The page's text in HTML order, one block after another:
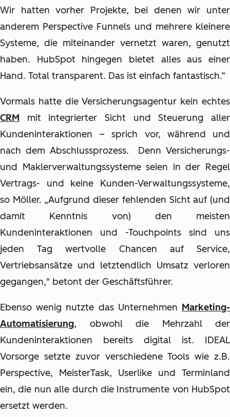
Wir hatten vorher Projekte, bei denen wir unter
anderem Perspective Funnels und mehrere kleinere
Systeme, die miteinander vernetzt waren, genutzt
haben. HubSpot hingegen bietet alles aus einer
Hand. Total transparent. Das ist einfach fantastisch.“
Vormals hatte die Versicherungsagentur kein echtes
CRM mit integrierter Sicht und Steuerung aller
Kundeninteraktionen – sprich vor, während und
nach dem Abschlussprozess. Denn Versicherungs-
und Maklerverwaltungssysteme seien in der Regel
Vertrags- und keine Kunden-Verwaltungssysteme,
so Möller. „Aufgrund dieser fehlenden Sicht auf (und
damit Kenntnis von) den meisten
Kundeninteraktionen und -Touchpoints sind uns
jeden Tag wertvolle Chancen auf Service,
Vertriebsansätze und letztendlich Umsatz verloren
gegangen," betont der Geschäftsführer.
Ebenso wenig nutzte das Unternehmen Marketing-
Automatisierung, obwohl die Mehrzahl der
Kundeninteraktionen bereits digital ist. IDEAL
Vorsorge setzte zuvor verschiedene Tools wie z.B.
Perspective, MeisterTask, Userlike und Terminland
ein, die nun alle durch die Instrumente von HubSpot
ersetzt werden.